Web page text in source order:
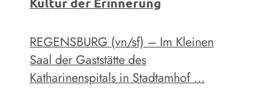
REGENSBURG (vn/sf) – Im Kleinen
Saal der Gaststätte des
Katharinenspitals in Stadtamhof …